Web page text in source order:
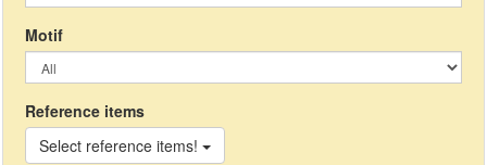
Μotif
Reference items
Select reference items!